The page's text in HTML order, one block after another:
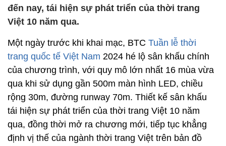
đến nay, tái hiện sự phát triển của thời trang
Việt 10 năm qua.
Một ngày trước khi khai mạc, BTC Tuần lễ thời
trang quốc tế Việt Nam 2024 hé lộ sân khấu chính
của chương trình, với quy mô lớn nhất 16 mùa vừa
qua khi sử dụng gần 500m màn hình LED, chiều
rộng 30m, đường runway 70m. Thiết kế sân khấu
tái hiện sự phát triển của thời trang Việt 10 năm
qua, đồng thời mở ra chương mới, tiếp tục khẳng
định vị thế của ngành thời trang Việt trên bản đồ